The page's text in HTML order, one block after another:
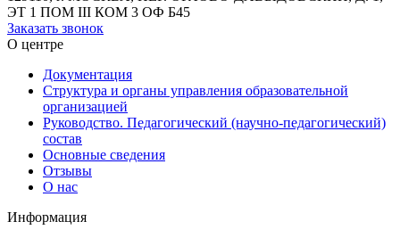
ЭТ 1 ПОМ III КОМ 3 ОФ Б45
Заказать звонок
О центре
Документация
Структура и органы управления образовательной
организацией
Руководство. Педагогический (научно-педагогический)
состав
Основные сведения
Отзывы
О нас
Информация